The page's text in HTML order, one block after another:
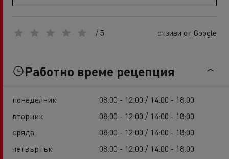
/ 5 отзиви от Google
Работно време рецепция
понеделник
08:00 - 12:00 / 14:00 - 18:00
вторник
08:00 - 12:00 / 14:00 - 18:00
сряда
08:00 - 12:00 / 14:00 - 18:00
четвъртък
08:00 - 12:00 / 14:00 - 18:00